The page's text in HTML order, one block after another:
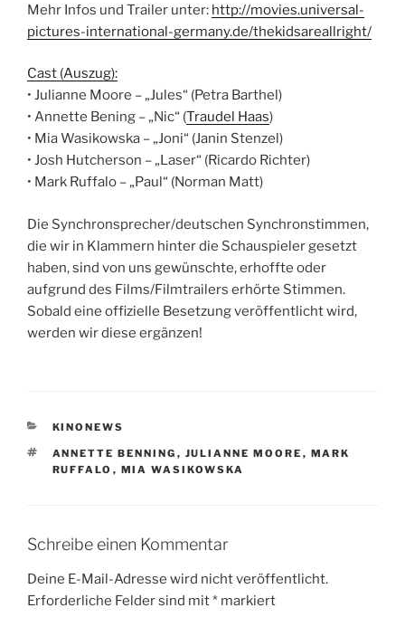
Mehr Infos und Trailer unter: http://movies.universal-
pictures-international-germany.de/thekidsareallright/
Cast (Auszug):
• Julianne Moore – „Jules“ (Petra Barthel)
• Annette Bening – „Nic“ (Traudel Haas)
• Mia Wasikowska – „Joni“ (Janin Stenzel)
• Josh Hutcherson – „Laser“ (Ricardo Richter)
• Mark Ruffalo – „Paul“ (Norman Matt)
Die Synchronsprecher/deutschen Synchronstimmen,
die wir in Klammern hinter die Schauspieler gesetzt
haben, sind von uns gewünschte, erhoffte oder
aufgrund des Films/Filmtrailers erhörte Stimmen.
Sobald eine offizielle Besetzung veröffentlicht wird,
werden wir diese ergänzen!
KATEGORIEN
KINONEWS
SCHLAGWÖRTER
ANNETTE BENNING , JULIANNE MOORE , MARK
RUFFALO , MIA WASIKOWSKA
Schreibe einen Kommentar
Deine E-Mail-Adresse wird nicht veröffentlicht.
Erforderliche Felder sind mit* markiert